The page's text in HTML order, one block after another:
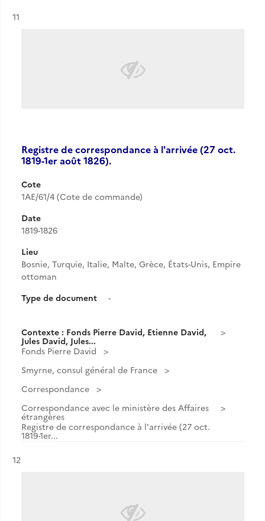
Résultat n°
11
Registre de correspondance à l'arrivée (27 oct.
1819-1er août 1826).
Cote
1AE/61/4 (Cote de commande)
Date
1819-1826
Lieu
Bosnie, Turquie, Italie, Malte, Grèce, États-Unis, Empire
ottoman
Type de document
-
Contexte : Fonds Pierre David, Etienne David,
Jules David, Jules...
Fonds Pierre David
Smyrne, consul général de France
Correspondance
Correspondance avec le ministère des Affaires
étrangères
Registre de correspondance à l'arrivée (27 oct.
1819-1er...
Résultat n°
12